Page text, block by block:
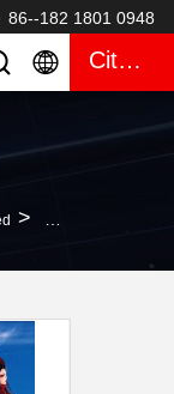
86--182 1801 0948
Citações
> Pássaros